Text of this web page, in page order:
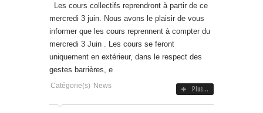
Les cours collectifs reprendront à partir de ce
mercredi 3 juin. Nous avons le plaisir de vous
informer que les cours reprennent à compter du
mercredi 3 Juin . Les cours se feront
uniquement en extérieur, dans le respect des
gestes barrières, e
Catégorie(s) News Plus...